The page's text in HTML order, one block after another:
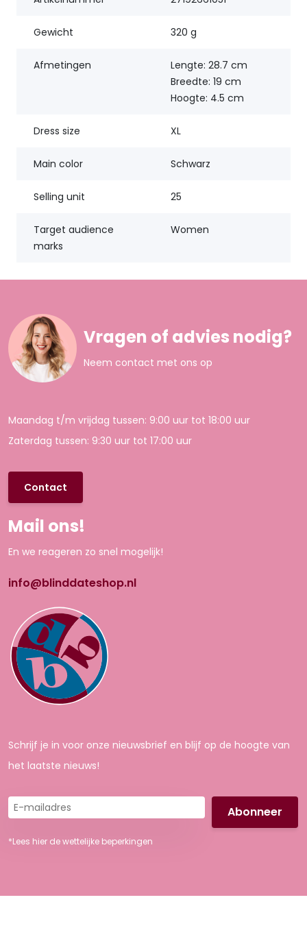
Gewicht 320 g
Afmetingen
Lengte: 28.7 cm
Breedte: 19 cm
Hoogte: 4.5 cm
Dress size XL
Main color Schwarz
Selling unit 25
Target audience
marks
Women
Vragen of advies nodig?
Neem contact met ons op
Maandag t/m vrijdag tussen: 9:00 uur tot 18:00 uur
Zaterdag tussen: 9:30 uur tot 17:00 uur
Contact
Mail ons!
En we reageren zo snel mogelijk!
info@blinddateshop.nl
Schrijf je in voor onze nieuwsbrief en blijf op de hoogte van
het laatste nieuws!
E-
mailadres
*Lees hier de wettelijke beperkingen